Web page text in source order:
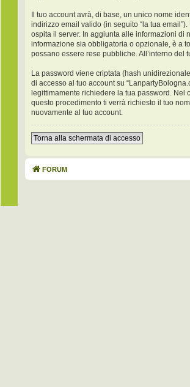
Il tuo account avrà, di base, un unico nome
indirizzo email valido (in seguito “la tua
ospita il server. In aggiunta alle informazioni di
informazione sia obbligatoria o opzionale, è a
possano essere rese pubbliche. All’interno
La password viene criptata (hash
di accesso al tuo account su
legittimamente richiedere la tua password. Nel
questo procedimento ti verrà richiesto il tuo
nuovamente al tuo account.
Torna alla schermata di accesso
FORUM